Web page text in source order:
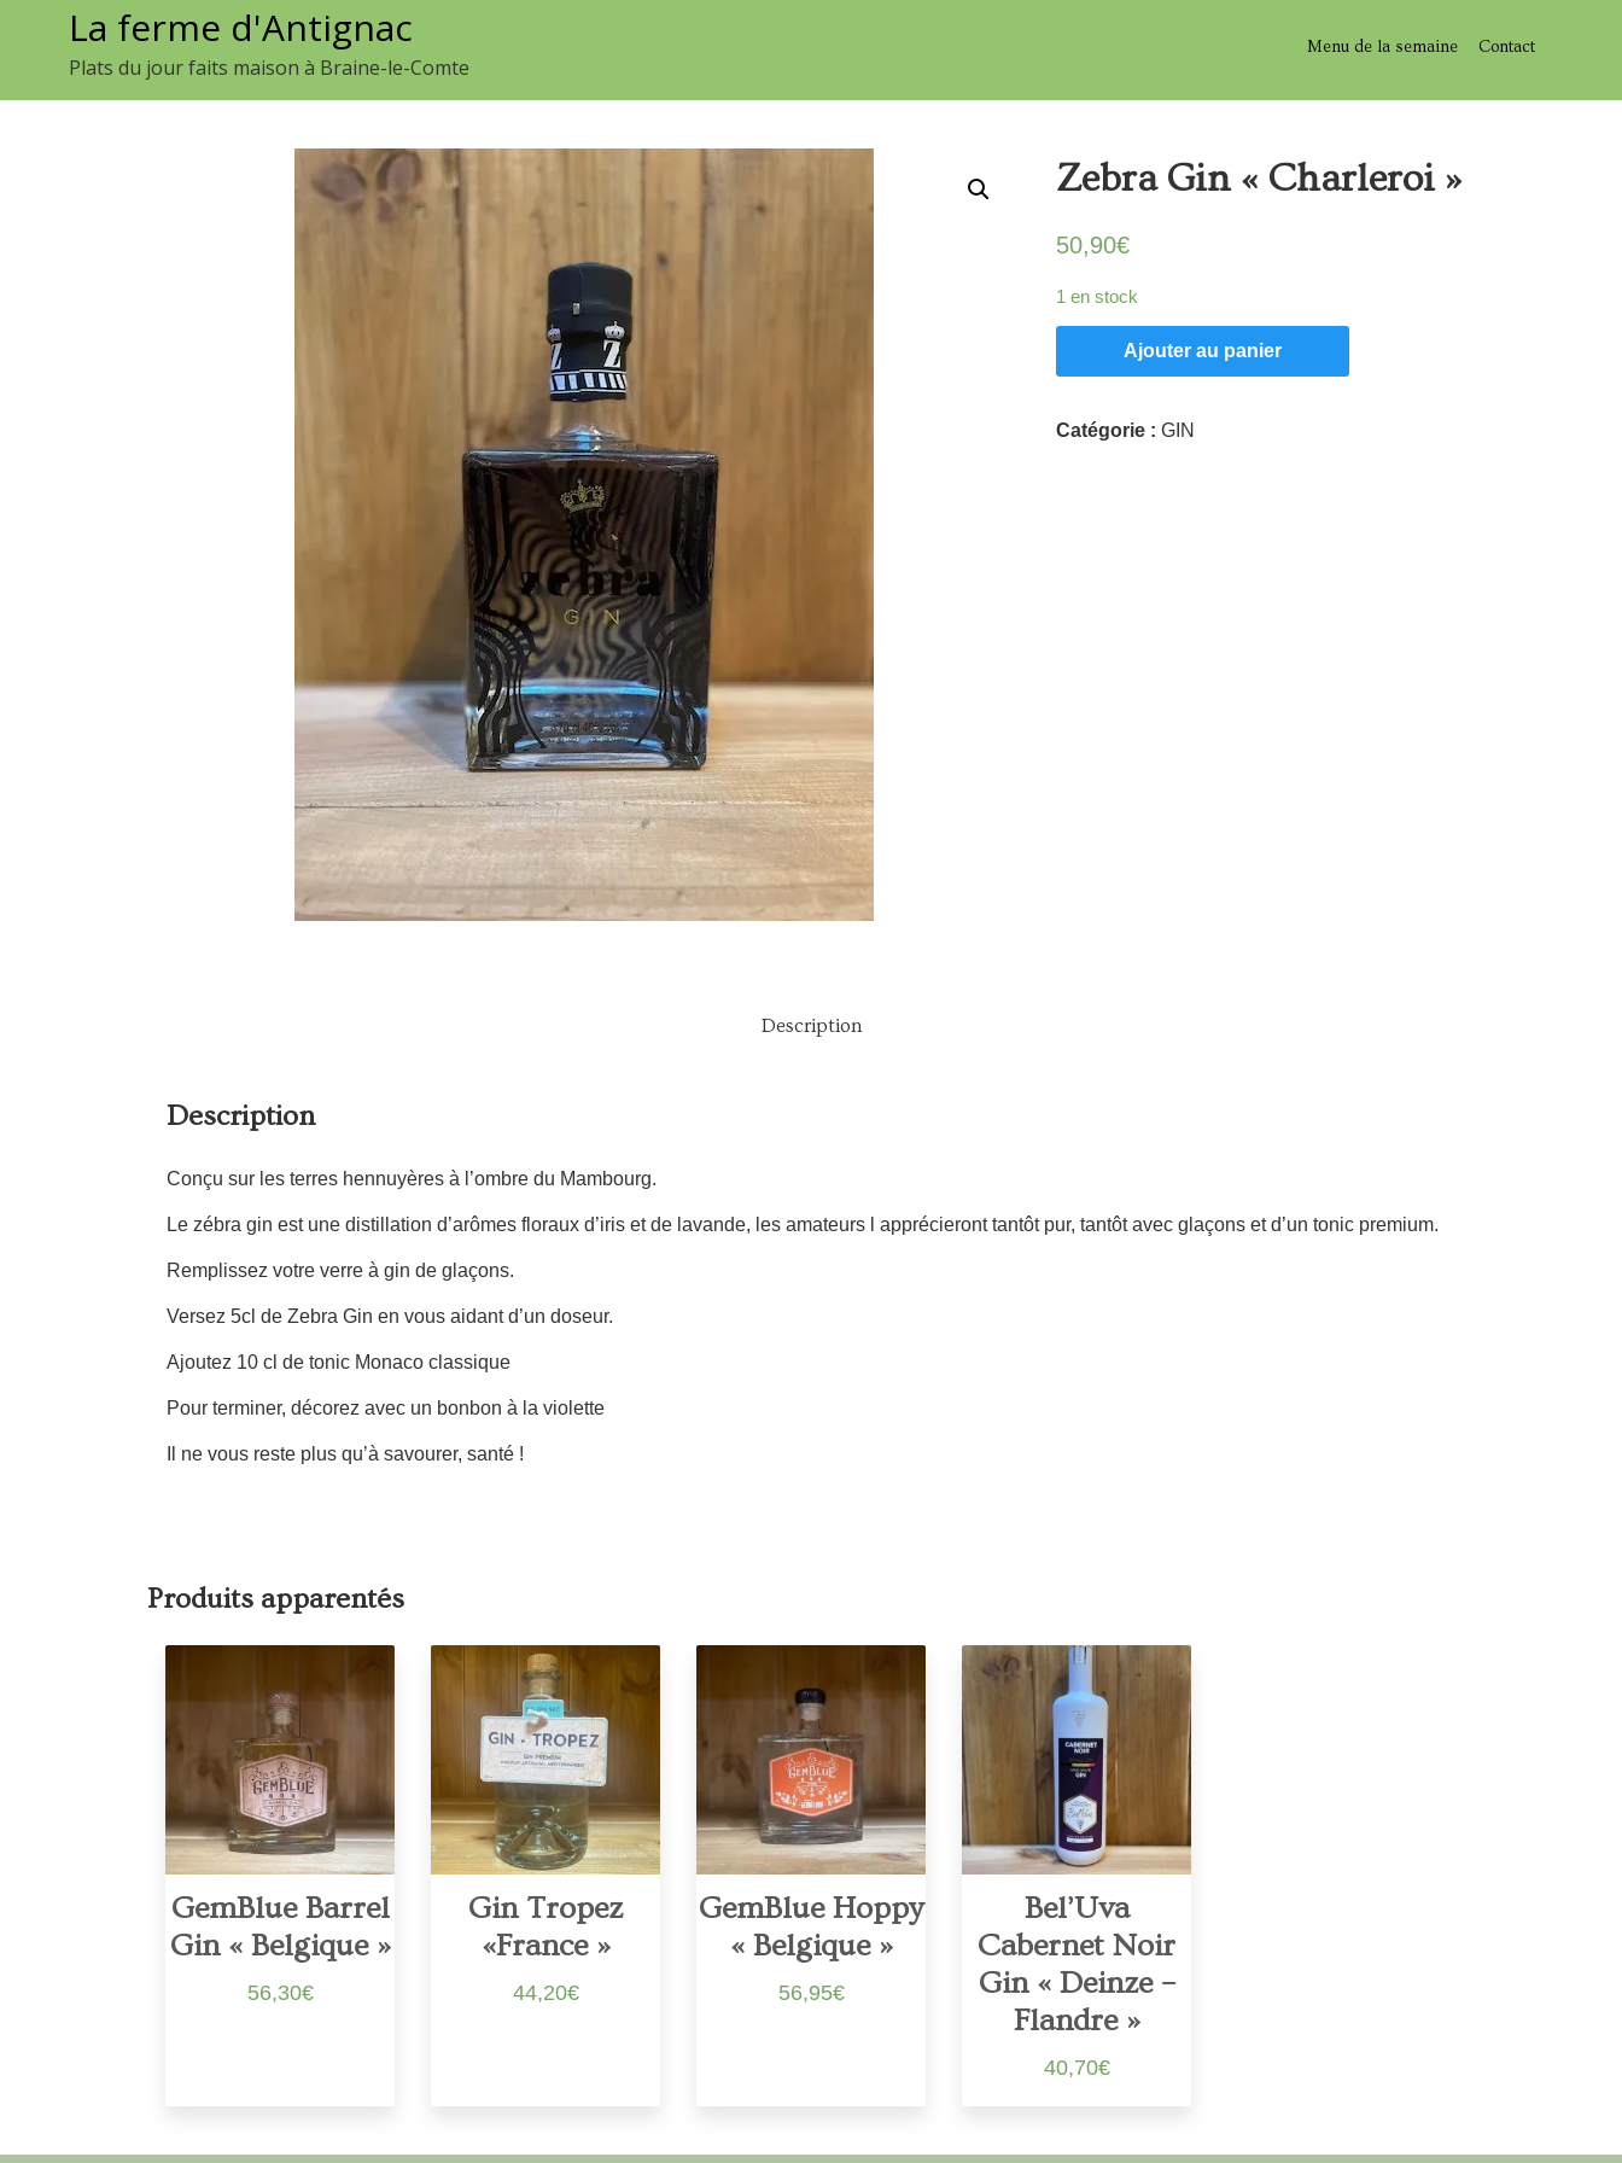
La ferme d'Antignac
Plats du jour faits maison à Braine-le-Comte
Menu de la semaine Contact
Zebra Gin « Charleroi »
50,90€
1 en stock
Ajouter au panier
Catégorie :GIN
Description
Description
Conçu sur les terres hennuyères à l’ombre du Mambourg.
Le zébra gin est une distillation d’arômes floraux d’iris et de lavande, les amateurs l apprécieront tantôt pur, tantôt avec glaçons et d’un tonic premium.
Remplissez votre verre à gin de glaçons.
Versez 5cl de Zebra Gin en vous aidant d’un doseur.
Ajoutez 10 cl de tonic Monaco classique
Pour terminer, décorez avec un bonbon à la violette
Il ne vous reste plus qu’à savourer, santé !
Produits apparentés
GemBlue Barrel
Gin « Belgique »
56,30€
Gin Tropez
«France »
44,20€
GemBlue Hoppy
« Belgique »
56,95€
Bel’Uva
Cabernet Noir
Gin « Deinze –
Flandre »
40,70€